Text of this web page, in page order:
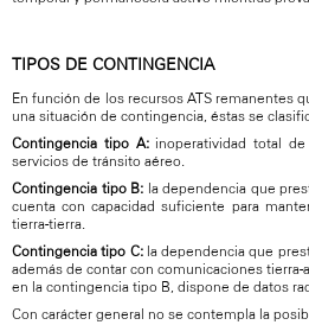
TIPOS DE CONTINGENCIA
En función de los recursos ATS remanentes
una situación de contingencia, éstas se
Contingencia tipo A:inoperatividad total
servicios de tránsito aéreo.
Contingencia tipo B: la dependencia que
cuenta con capacidad suficiente para
tierra-tierra.
Contingencia tipo C:la dependencia que
además de contar con comunicaciones
en la contingencia tipo B, dispone de datos
Con carácter general no se contempla la